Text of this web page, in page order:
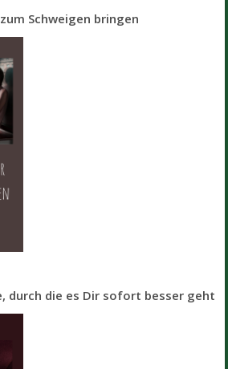
Schweigen bringen
durch die es Dir sofort besser geht